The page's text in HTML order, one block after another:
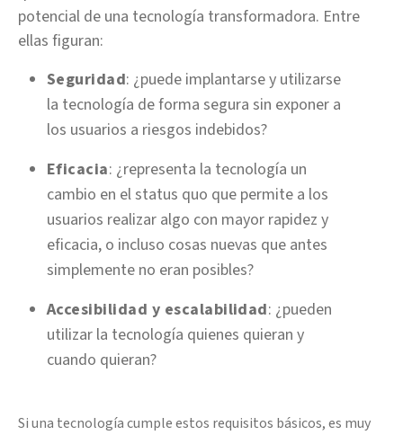
potencial de una tecnología transformadora. Entre
ellas figuran:
Seguridad: ¿puede implantarse y utilizarse
la tecnología de forma segura sin exponer a
los usuarios a riesgos indebidos?
Eficacia: ¿representa la tecnología un
cambio en el status quo que permite a los
usuarios realizar algo con mayor rapidez y
eficacia, o incluso cosas nuevas que antes
simplemente no eran posibles?
Accesibilidad y escalabilidad: ¿pueden
utilizar la tecnología quienes quieran y
cuando quieran?
Si una tecnología cumple estos requisitos básicos, es muy